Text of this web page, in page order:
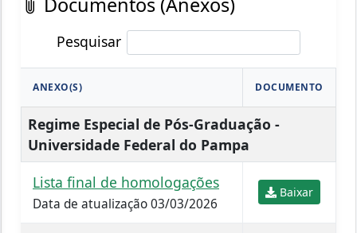
Pesquisar
ANEXO(S) DOCUMENTO
Regime Especial de Pós-Graduação -
Universidade Federal do Pampa
Lista final de homologações
Data de atualização 03/03/2026
Baixar